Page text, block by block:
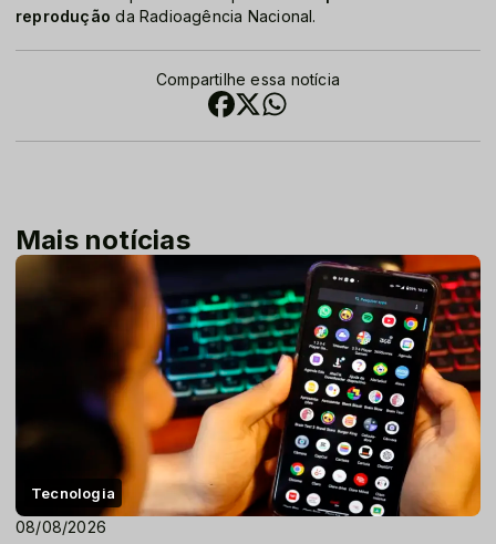
reprodução da Radioagência Nacional.
Compartilhe essa notícia
Mais notícias
Tecnologia
08/08/2026